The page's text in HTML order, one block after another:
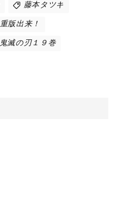
藤本タツキ
重版出来！
鬼滅の刃１９巻